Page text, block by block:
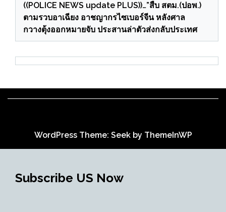
((POLICE NEWS update PLUS))…”สืบ สตม.(ปอพ.)
ตามรวบอาเฉียง อาชญากรไซเบอร์จีน หลังศาล
กวางตุ้งออกหมายจับ ประสานล่าตัวส่งกลับประเทศ
WordPress Theme: Seek by ThemeInWP
Subscribe US Now